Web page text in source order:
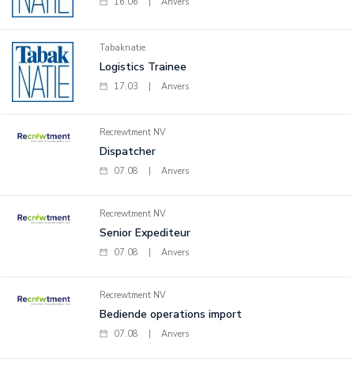
Tabaknatie
Logistics Trainee
17.03 Anvers
Recrewtment NV
Dispatcher
07.08 Anvers
Recrewtment NV
Senior Expediteur
07.08 Anvers
Recrewtment NV
Bediende operations import
07.08 Anvers